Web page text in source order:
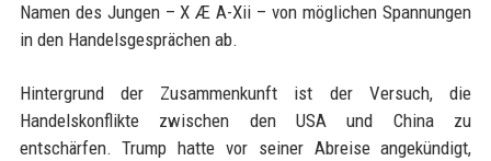
Namen des Jungen – X Æ A-Xii – von möglichen Spannungen
in den Handelsgesprächen ab.
Hintergrund der Zusammenkunft ist der Versuch, die
Handelskonflikte zwischen den USA und China zu
entschärfen. Trump hatte vor seiner Abreise angekündigt,